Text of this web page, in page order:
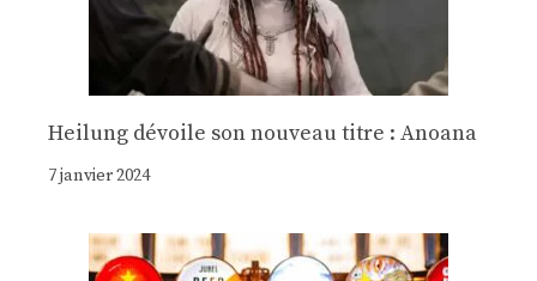
Heilung dévoile son nouveau titre : Anoana
7 janvier 2024